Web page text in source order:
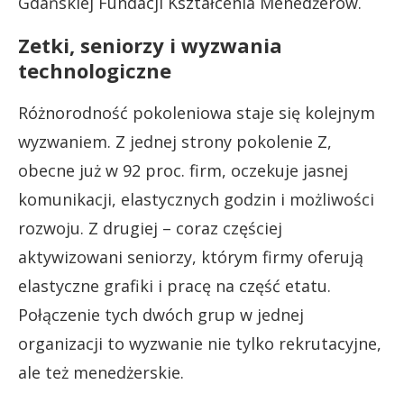
Zetki, seniorzy i wyzwania
technologiczne
Różnorodność pokoleniowa staje się kolejnym
wyzwaniem. Z jednej strony pokolenie Z,
obecne już w 92 proc. firm, oczekuje jasnej
komunikacji, elastycznych godzin i możliwości
rozwoju. Z drugiej – coraz częściej
aktywizowani seniorzy, którym firmy oferują
elastyczne grafiki i pracę na część etatu.
Połączenie tych dwóch grup w jednej
organizacji to wyzwanie nie tylko rekrutacyjne,
ale też menedżerskie.